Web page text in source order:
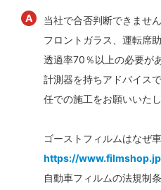
当社で合否判断できません
フロントガラス、運転席
透過率70％以上の必要が
計測器を持ちアドバイス
任での施工をお願いいたし
ゴーストフィルムはなぜ
https://
自動車フィルムの法規制